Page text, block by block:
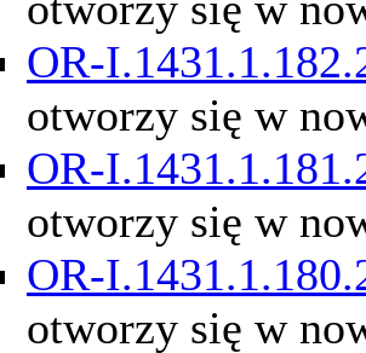
OR-
otworzy się w
OR-
otworzy się w
OR-
otworzy się w